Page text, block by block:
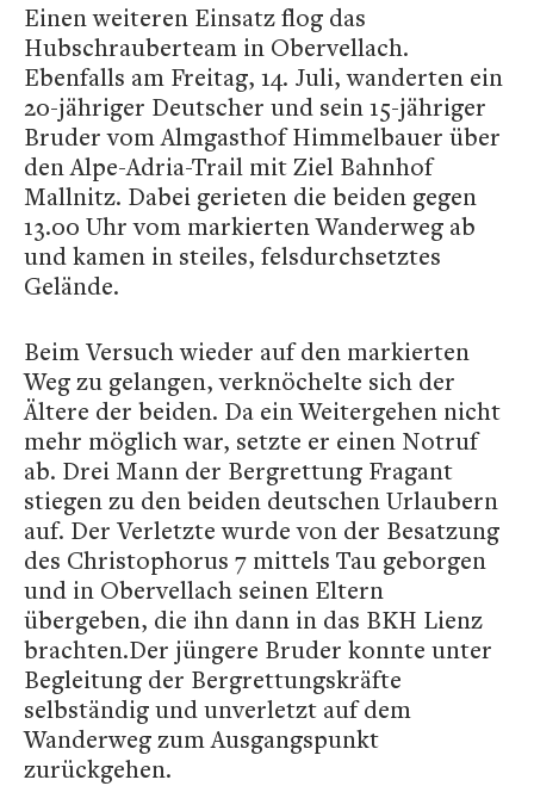
Einen weiteren Einsatz flog das
Hubschrauberteam in Obervellach.
Ebenfalls am Freitag, 14. Juli, wanderten ein
20-jähriger Deutscher und sein 15-jähriger
Bruder vom Almgasthof Himmelbauer über
den Alpe-Adria-Trail mit Ziel Bahnhof
Mallnitz. Dabei gerieten die beiden gegen
13.00 Uhr vom markierten Wanderweg ab
und kamen in steiles, felsdurchsetztes
Gelände.
Beim Versuch wieder auf den markierten
Weg zu gelangen, verknöchelte sich der
Ältere der beiden. Da ein Weitergehen nicht
mehr möglich war, setzte er einen Notruf
ab. Drei Mann der Bergrettung Fragant
stiegen zu den beiden deutschen Urlaubern
auf. Der Verletzte wurde von der Besatzung
des Christophorus 7 mittels Tau geborgen
und in Obervellach seinen Eltern
übergeben, die ihn dann in das BKH Lienz
brachten.Der jüngere Bruder konnte unter
Begleitung der Bergrettungskräfte
selbständig und unverletzt auf dem
Wanderweg zum Ausgangspunkt
zurückgehen.